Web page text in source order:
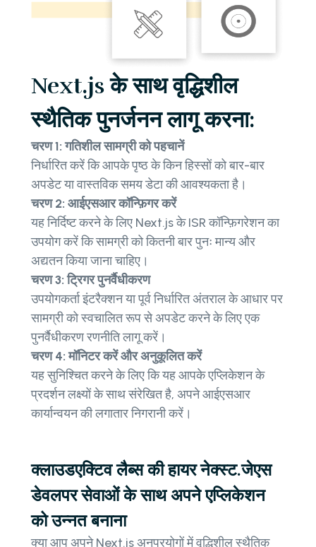
Next.js के साथ वृद्धिशील
स्थैतिक पुनर्जनन लागू करना:
चरण 1: गतिशील सामग्री को पहचानें
निर्धारित करें कि आपके पृष्ठ के किन हिस्सों को बार-बार
अपडेट या वास्तविक समय डेटा की आवश्यकता है।
चरण 2: आईएसआर कॉन्फ़िगर करें
यह निर्दिष्ट करने के लिए Next.js के ISR कॉन्फ़िगरेशन का
उपयोग करें कि सामग्री को कितनी बार पुनः मान्य और
अद्यतन किया जाना चाहिए।
चरण 3: ट्रिगर पुनर्वैधीकरण
उपयोगकर्ता इंटरैक्शन या पूर्व निर्धारित अंतराल के आधार पर
सामग्री को स्वचालित रूप से अपडेट करने के लिए एक
पुनर्वैधीकरण रणनीति लागू करें।
चरण 4: मॉनिटर करें और अनुकूलित करें
यह सुनिश्चित करने के लिए कि यह आपके एप्लिकेशन के
प्रदर्शन लक्ष्यों के साथ संरेखित है, अपने आईएसआर
कार्यान्वयन की लगातार निगरानी करें।
क्लाउडएक्टिव लैब्स की हायर नेक्स्ट.जेएस
डेवलपर सेवाओं के साथ अपने एप्लिकेशन
को उन्नत बनाना
क्या आप अपने Next.js अनुप्रयोगों में वृद्धिशील स्थैतिक